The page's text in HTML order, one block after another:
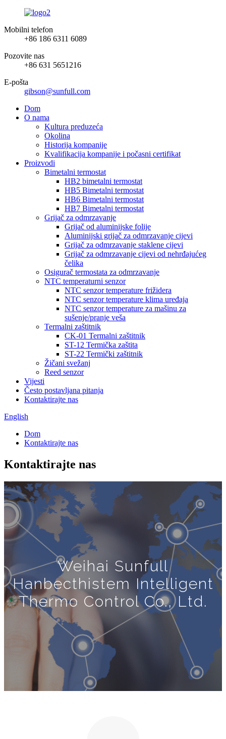
Mobilni telefon
+86 186 6311 6089
Pozovite nas
+86 631 5651216
E-pošta
gibson@sunfull.com
Dom
O nama
Kultura preduzeća
Okolina
Historija kompanije
Kvalifikacija kompanije i počasni certifikat
Proizvodi
Bimetalni termostat
HB2 bimetalni termostat
HB5 Bimetalni termostat
HB6 Bimetalni termostat
HB7 Bimetalni termostat
Grijač za odmrzavanje
Grijač od aluminijske folije
Aluminijski grijač za odmrzavanje cijevi
Grijač za odmrzavanje staklene cijevi
Grijač za odmrzavanje cijevi od nehrđajućeg
čelika
Osigurač termostata za odmrzavanje
NTC temperaturni senzor
NTC senzor temperature frižidera
NTC senzor temperature klima uređaja
NTC senzor temperature za mašinu za
sušenje/pranje veša
Termalni zaštitnik
CK-01 Termalni zaštitnik
ST-12 Termička zaštita
ST-22 Termički zaštitnik
Žičani svežanj
Reed senzor
Vijesti
Često postavljana pitanja
Kontaktirajte nas
English
Dom
Kontaktirajte nas
Kontaktirajte nas
Weihai Sunfull
Hanbecthistem Intelligent
Thermo Control Co., Ltd.